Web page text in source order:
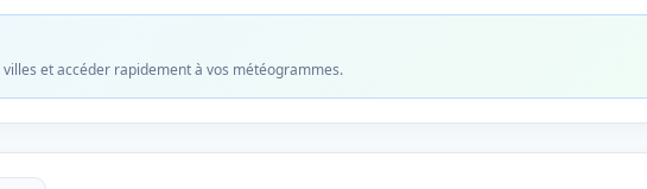
et accéder rapidement à vos météogrammes.